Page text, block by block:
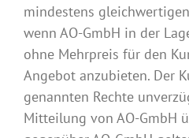
mindestens
wenn AO-GmbH in der
ohne Mehrpreis für den
Angebot anzubieten. Der
genannten Rechte
Mitteilung von AO-GmbH